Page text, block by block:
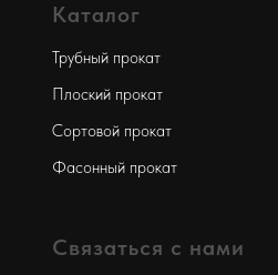
Каталог
Трубный прокат
Плоский прокат
Сортовой прокат
Фасонный прокат
Связаться с нами